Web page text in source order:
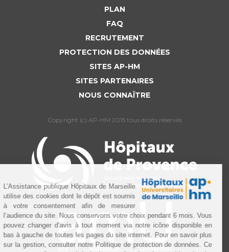
PLAN
FAQ
RECRUTEMENT
PROTECTION DES DONNÉES
SITES AP-HM
SITES PARTENAIRES
NOUS CONNAÎTRE
Copyright (c) AP-HM 2015 tous droits reservés
L’Assistance publique Hôpitaux de Marseille
utilise des cookies dont le dépôt est soumis
à votre consentement afin de mesurer
l’audience du site. Nous conservons votre choix pendant 6 mois. Vous
pouvez changer d’avis à tout moment via notre icône disponible en
bas à gauche de toutes les pages du site internet. Pour en savoir plus
sur la gestion, consulter notre Politique de protection de données. Ce